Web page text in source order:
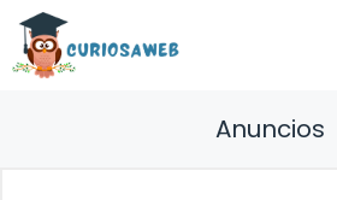
Saltar
contenido
Anuncios